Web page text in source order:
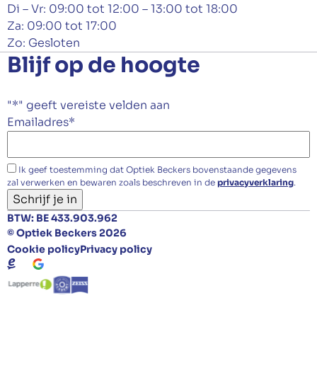
Di – Vr: 09:00 tot 12:00 – 13:00 tot 18:00
Za: 09:00 tot 17:00
Zo: Gesloten
Blijf op de hoogte
"*" geeft vereiste velden aan
Emailadres*
Ik geef toestemming dat Optiek Beckers bovenstaande gegevens
zal verwerken en bewaren zoals beschreven in de privacyverklaring.
Schrijf je in
BTW: BE 433.903.962
© Optiek Beckers 2026
Cookie policyPrivacy policy